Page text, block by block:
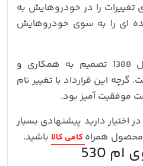
را در خودروهایش به
ای را به سوی خودروهایش
شرکت مدیران خودرو سال 1388 تصمیم به همکاری و
این قرارداد با تغییر نام
موفقیت آمیز بود.
در اختیار دارید پیشنهادی بسیار
محصول همراه کامی کالا باشید.
530